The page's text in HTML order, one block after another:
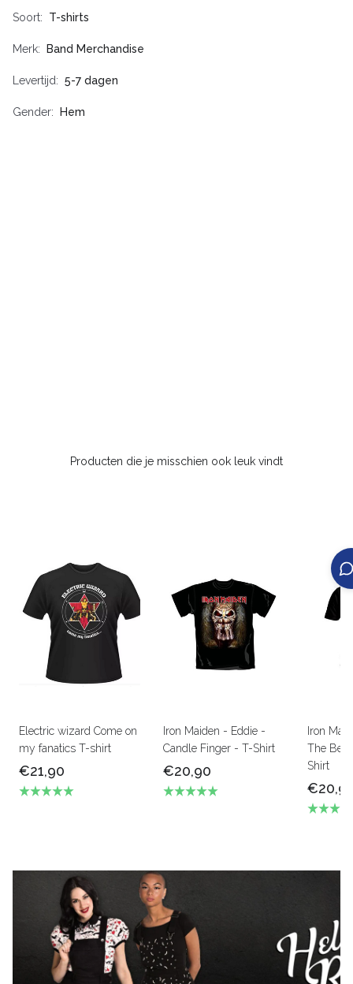
Soort T-shirts
Merk Band Merchandise
Levertijd 5-7 dagen
Gender Hem
Producten die je misschien ook leuk vindt
Electric wizard Come on
my fanatics T-shirt
€21,90
Iron Maiden - Eddie -
Candle Finger - T-Shirt
€20,90
Iron
The
Shirt